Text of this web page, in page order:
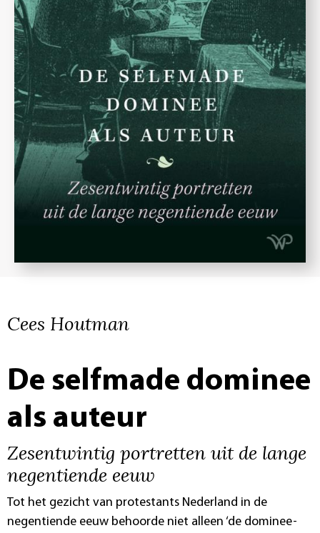
Cees Houtman
De selfmade dominee
als auteur
Zesentwintig portretten uit de lange
negentiende eeuw
Tot het gezicht van protestants Nederland in de
negentiende eeuw behoorde niet alleen ‘de dominee-